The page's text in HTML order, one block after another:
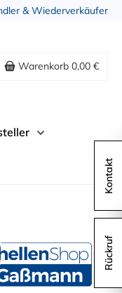
& Wiederverkäufer
Warenkorb 0,00 €
Kontakt
Rückruf